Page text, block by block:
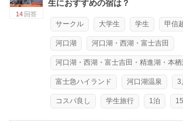
14 回答
生におすすめの宿は？
サークル 大学生 学生 甲信
河口湖 河口湖・西湖・富士吉田
河口湖・西湖・富士吉田・精進湖・本栖
富士急ハイランド 河口湖温泉 3
コスパ良し 学生旅行 1泊